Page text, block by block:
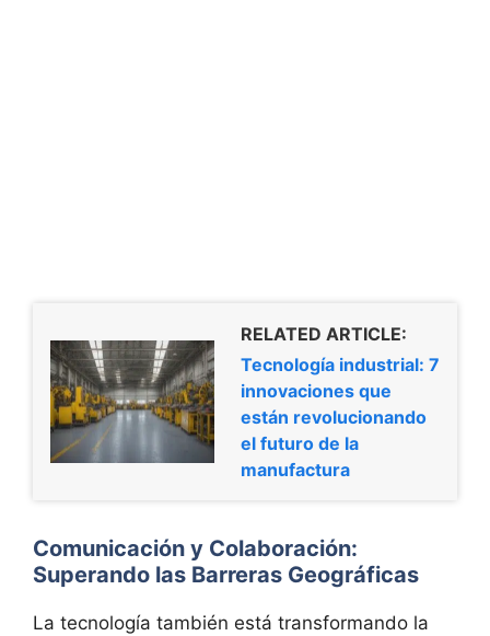
RELATED ARTICLE:
Tecnología industrial: 7
innovaciones que
están revolucionando
el futuro de la
manufactura
Comunicación y Colaboración:
Superando las Barreras Geográficas
La tecnología también está transformando la